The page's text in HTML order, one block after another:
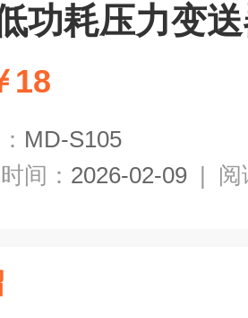
功耗压力变
18
MD-S105
间： 2026-02-09 | 阅